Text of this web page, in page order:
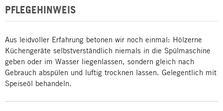
PFLEGEHINWEIS
Aus leidvoller Erfahrung betonen wir noch einmal: Hölzerne
Küchengeräte selbstverständlich niemals in die Spülmaschine
geben oder im Wasser liegenlassen, sondern gleich nach
Gebrauch abspülen und luftig trocknen lassen. Gelegentlich mit
Speiseöl behandeln.